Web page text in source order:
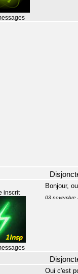
inscrit
Bonjour,
03 novembre
Oui c'est